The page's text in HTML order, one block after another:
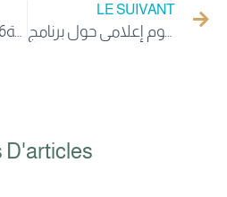
LE SUIVANT
اعلان عن تنظيم يوم إعلامي حول برنامج Marie Skłodowska-Curie Actions (MSCA)
D'articles